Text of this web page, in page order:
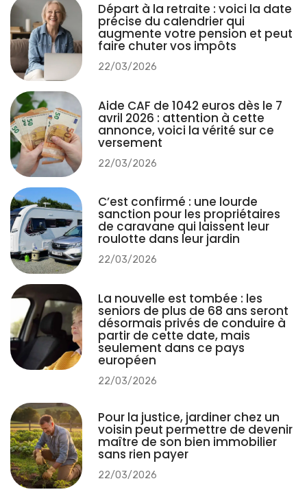
Départ à la retraite : voici la date
précise du calendrier qui
augmente votre pension et peut
faire chuter vos impôts
22/03/2026
Aide CAF de 1042 euros dès le 7
avril 2026 : attention à cette
annonce, voici la vérité sur ce
versement
22/03/2026
C’est confirmé : une lourde
sanction pour les propriétaires
de caravane qui laissent leur
roulotte dans leur jardin
22/03/2026
La nouvelle est tombée : les
seniors de plus de 68 ans seront
désormais privés de conduire à
partir de cette date, mais
seulement dans ce pays
européen
22/03/2026
Pour la justice, jardiner chez un
voisin peut permettre de devenir
maître de son bien immobilier
sans rien payer
22/03/2026